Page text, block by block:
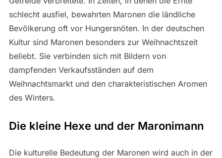
schlecht ausfiel, bewahrten Maronen die ländliche
Bevölkerung oft vor Hungersnöten. In der deutschen
Kultur sind Maronen besonders zur Weihnachtszeit
beliebt. Sie verbinden sich mit Bildern von
dampfenden Verkaufsständen auf dem
Weihnachtsmarkt und den charakteristischen Aromen
des Winters.
Die kleine Hexe und der Maronimann
Die kulturelle Bedeutung der Maronen wird auch in der